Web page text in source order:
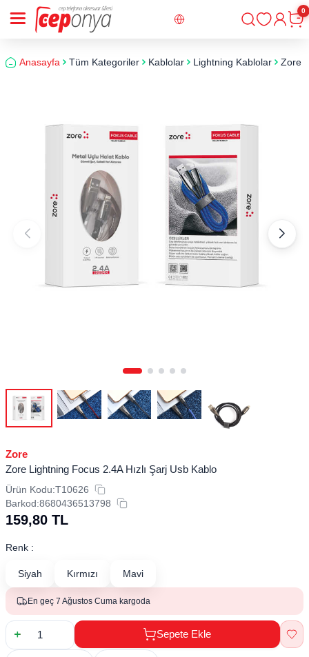
Giriş
0
Anasayfa Tüm Kategoriler Kablolar Lightning Kablolar Zore
Zore
Zore Lightning Focus 2.4A Hızlı Şarj Usb Kablo
Ürün Kodu:T10626
Barkod:8680436513798
159,80 TL
Renk :
Siyah Kırmızı Mavi
En geç 7 Ağustos Cuma kargoda
Sepete Ekle